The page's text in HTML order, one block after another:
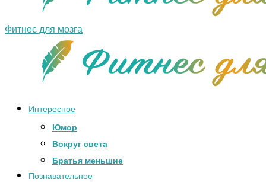
Фитнес для мозга
Интересное
Юмор
Вокруг света
Братья меньшие
Познавательное